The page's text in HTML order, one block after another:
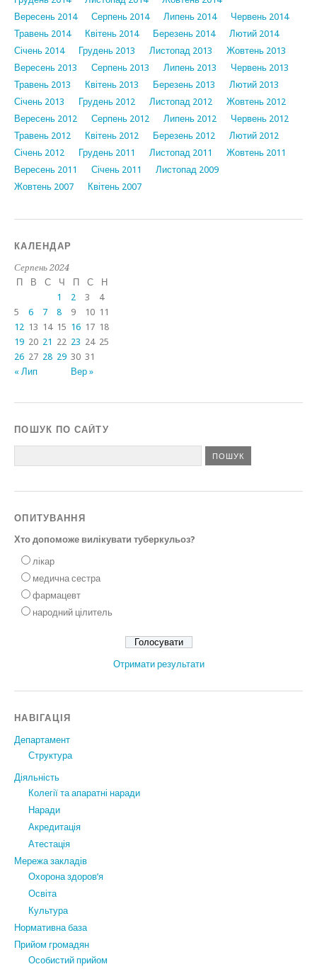
Вересень 2014
Серпень 2014 Липень 2014
Червень 2014
Травень 2014
Квітень 2014 Березень 2014
Лютий 2014
Січень 2014
Грудень 2013 Листопад 2013
Жовтень 2013
Вересень 2013
Серпень 2013 Липень 2013
Червень 2013
Травень 2013
Квітень 2013 Березень 2013
Лютий 2013
Січень 2013
Грудень 2012 Листопад 2012
Жовтень 2012
Вересень 2012
Серпень 2012 Липень 2012
Червень 2012
Травень 2012
Квітень 2012 Березень 2012
Лютий 2012
Січень 2012
Грудень 2011 Листопад 2011
Жовтень 2011
Вересень 2011
Січень 2011
Листопад 2009
Жовтень 2007
Квітень 2007
КАЛЕНДАР
Серпень 2024
П
В С Ч П С Н
« Лип Вер »
1 2 3
4
5
6 7 8 9 10 11
12 13 14 15 16 17 18
19 20 21 22 23 24 25
26 27 28 29 30 31
ПОШУК ПО САЙТУ
ОПИТУВАННЯ
Хто допоможе вилікувати туберкульоз?
лікар
медична сестра
фармацевт
народний цілитель
Отримати результати
НАВІГАЦІЯ
Департамент
Структура
Діяльність
Колегії та апаратні наради
Наради
Акредитація
Атестація
Мережа закладів
Охорона здоров’я
Освіта
Культура
Нормативна база
Прийом громадян
Особистий прийом